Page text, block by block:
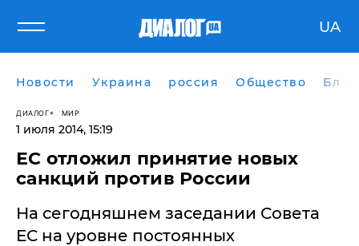
UA
Новости Украина россия Общество
ДИАЛОГ МИР
1 июля 2014, 15:19
ЕС отложил принятие новых
санкций против России
На сегодняшнем заседании Совета
ЕС на уровне постоянных